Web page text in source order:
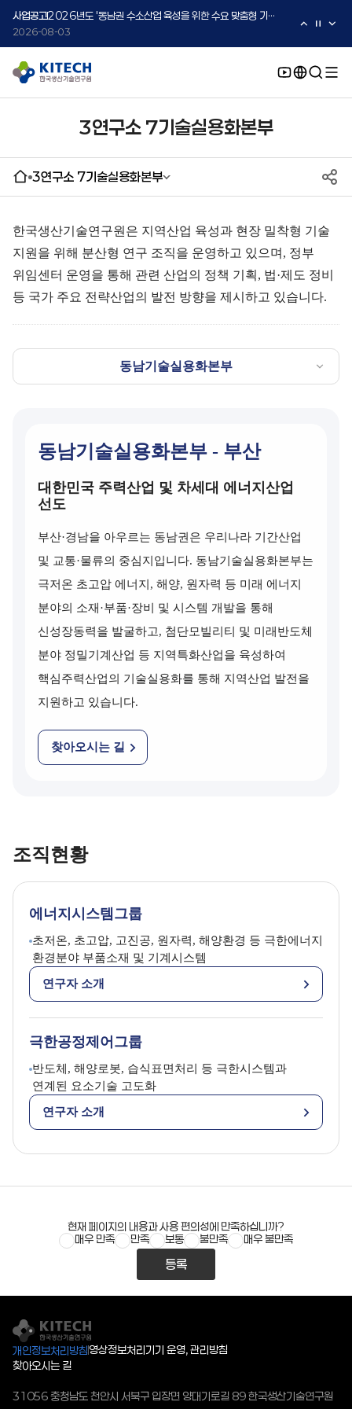
사업공고 2026년도 '동남권 수소산업 육성을 위한 수요 맞춤형 기술지원 사업' 수요기업 2차 모집 공고
2026-08-03
사업공고 2026년도 중소·중견기업 글로벌 시장 진출을 위한 K-Convergence 글로벌 시험·실증 지원 프로그램 모집공고(2차)
2026-08-03
3연구소 7기술실용화본부
3연구소 7기술실용화본부
한국생산기술연구원은 지역산업 육성과 현장 밀착형 기술
지원을 위해 분산형 연구 조직을 운영하고 있으며, 정부
위임센터 운영을 통해 관련 산업의 정책 기획, 법·제도 정비
등 국가 주요 전략산업의 발전 방향을 제시하고 있습니다.
동남기술실용화본부
동남기술실용화본부 - 부산
대한민국 주력산업 및 차세대 에너지산업
선도
부산·경남을 아우르는 동남권은 우리나라 기간산업
및 교통·물류의 중심지입니다. 동남기술실용화본부는
극저온 초고압 에너지, 해양, 원자력 등 미래 에너지
분야의 소재·부품·장비 및 시스템 개발을 통해
신성장동력을 발굴하고, 첨단모빌리티 및 미래반도체
분야 정밀기계산업 등 지역특화산업을 육성하여
핵심주력산업의 기술실용화를 통해 지역산업 발전을
지원하고 있습니다.
찾아오시는 길
조직현황
에너지시스템그룹
초저온, 초고압, 고진공, 원자력, 해양환경 등 극한에너지
환경분야 부품소재 및 기계시스템
연구자 소개
극한공정제어그룹
반도체, 해양로봇, 습식표면처리 등 극한시스템과
연계된 요소기술 고도화
연구자 소개
현재 페이지의 내용과 사용 편의성에 만족하십니까?
매우 만족
만족 보통 불만족 매우 불만족
등록
개인정보처리방침영상정보처리기기 운영, 관리방침
찾아오시는 길
31056 충청남도 천안시 서북구 입장면 양대기로길 89 한국생산기술연구원